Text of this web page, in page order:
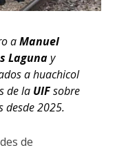
aManuel
Lagunay
a huachicol
de la UIFsobre
desde 2025.
de